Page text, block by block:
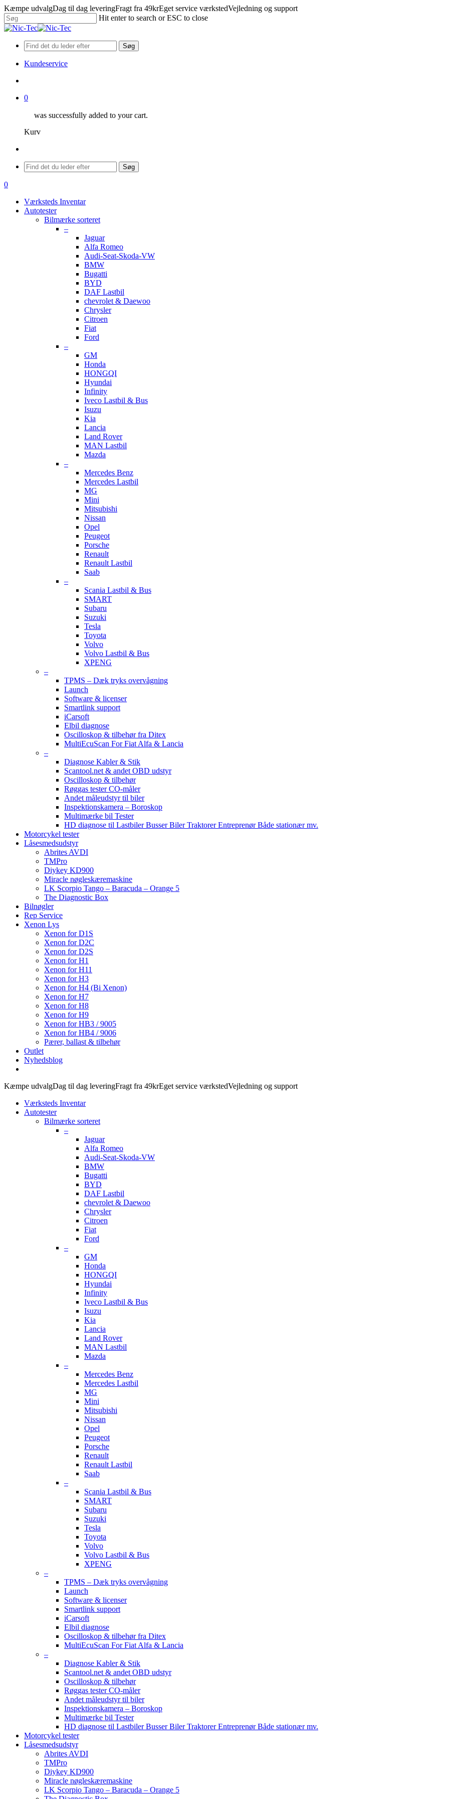
Skip
to
main
Kæmpe udvalgDag til dag leveringFragt fra 49krEget service værkstedVejledning og support
Hit enter to search or ESC to close
Close
Søg
Kundeservice
0
was successfully added to your cart.
Kurv
Menu
Søg
search
0
Værksteds Inventar
Autotester
Bilmærke sorteret
–
Jaguar
Alfa Romeo
Audi-Seat-Skoda-VW
BMW
Bugatti
BYD
DAF Lastbil
chevrolet & Daewoo
Chrysler
Citroen
Fiat
Ford
–
GM
Honda
HONGQI
Hyundai
Infinity
Iveco Lastbil & Bus
Isuzu
Kia
Lancia
Land Rover
MAN Lastbil
Mazda
–
Mercedes Benz
Mercedes Lastbil
MG
Mini
Mitsubishi
Nissan
Opel
Peugeot
Porsche
Renault
Renault Lastbil
Saab
–
Scania Lastbil & Bus
SMART
Subaru
Suzuki
Tesla
Toyota
Volvo
Volvo Lastbil & Bus
XPENG
–
TPMS – Dæk tryks overvågning
Launch
Software & licenser
Smartlink support
iCarsoft
Elbil diagnose
Oscilloskop & tilbehør fra Ditex
MultiEcuScan For Fiat Alfa & Lancia
–
Diagnose Kabler & Stik
Scantool.net & andet OBD udstyr
Oscilloskop & tilbehør
Røggas tester CO-måler
Andet måleudstyr til biler
Inspektionskamera – Boroskop
Multimærke bil Tester
HD diagnose til Lastbiler Busser Biler Traktorer Entreprenør Både stationær mv.
Motorcykel tester
Låsesmedsudstyr
Abrites AVDI
TMPro
Diykey KD900
Miracle nøgleskæremaskine
LK Scorpio Tango – Baracuda – Orange 5
The Diagnostic Box
Bilnøgler
Rep Service
Xenon Lys
Xenon for D1S
Xenon for D2C
Xenon for D2S
Xenon for H1
Xenon for H11
Xenon for H3
Xenon for H4 (Bi Xenon)
Xenon for H7
Xenon for H8
Xenon for H9
Xenon for HB3 / 9005
Xenon for HB4 / 9006
Pærer, ballast & tilbehør
Outlet
Nyhedsblog
Kæmpe udvalgDag til dag leveringFragt fra 49krEget service værkstedVejledning og support
Værksteds Inventar
Autotester
Bilmærke sorteret
–
Jaguar
Alfa Romeo
Audi-Seat-Skoda-VW
BMW
Bugatti
BYD
DAF Lastbil
chevrolet & Daewoo
Chrysler
Citroen
Fiat
Ford
–
GM
Honda
HONGQI
Hyundai
Infinity
Iveco Lastbil & Bus
Isuzu
Kia
Lancia
Land Rover
MAN Lastbil
Mazda
–
Mercedes Benz
Mercedes Lastbil
MG
Mini
Mitsubishi
Nissan
Opel
Peugeot
Porsche
Renault
Renault Lastbil
Saab
–
Scania Lastbil & Bus
SMART
Subaru
Suzuki
Tesla
Toyota
Volvo
Volvo Lastbil & Bus
XPENG
–
TPMS – Dæk tryks overvågning
Launch
Software & licenser
Smartlink support
iCarsoft
Elbil diagnose
Oscilloskop & tilbehør fra Ditex
MultiEcuScan For Fiat Alfa & Lancia
–
Diagnose Kabler & Stik
Scantool.net & andet OBD udstyr
Oscilloskop & tilbehør
Røggas tester CO-måler
Andet måleudstyr til biler
Inspektionskamera – Boroskop
Multimærke bil Tester
HD diagnose til Lastbiler Busser Biler Traktorer Entreprenør Både stationær mv.
Motorcykel tester
Låsesmedsudstyr
Abrites AVDI
TMPro
Diykey KD900
Miracle nøgleskæremaskine
LK Scorpio Tango – Baracuda – Orange 5